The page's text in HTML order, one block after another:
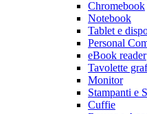
Chromebook
Notebook
Tablet e
Personal
eBook reader
Tavolette
Monitor
Stampanti e
Cuffie